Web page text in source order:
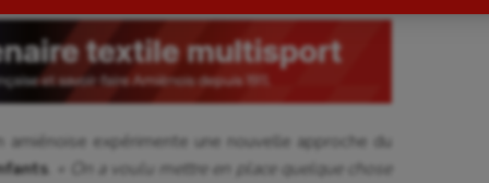
rythmique
Parkour
Patinage artistique
Plongée
amiénoise expérimente une nouvelle approche du
« On a voulu mettre en place quelque chose